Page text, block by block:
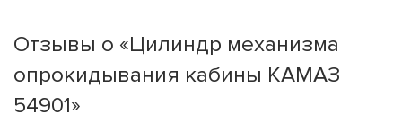
Отзывы о «Цилиндр механизма
опрокидывания кабины КАМАЗ
54901»